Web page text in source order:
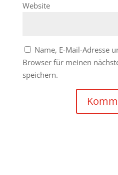
Website
Name, E-Mail-Adresse
Browser für meinen
speichern.